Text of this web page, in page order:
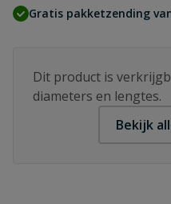
Gratis pakketzending
Dit product is
diameters en lengtes.
Bekijk